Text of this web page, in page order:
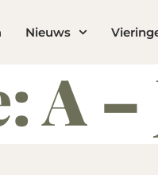
Nieuws
A –